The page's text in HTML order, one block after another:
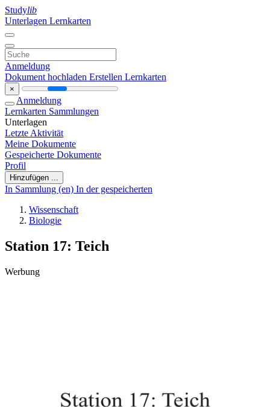
Studylib
Unterlagen Lernkarten
Anmeldung
Dokument hochladen Erstellen Lernkarten
×
Anmeldung
Lernkarten Sammlungen
Unterlagen
Letzte Aktivität
Meine Dokumente
Gespeicherte Dokumente
Profil
Hinzufügen ...
In Sammlung (en) In der gespeicherten
Wissenschaft
Biologie
Station 17: Teich
Werbung